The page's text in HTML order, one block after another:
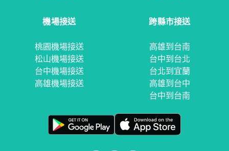
機場接送
桃園機場接送
松山機場接送
台中機場接送
高雄機場接送
跨縣市接送
高雄到台南
台中到台北
台北到宜蘭
高雄到台中
台中到台南